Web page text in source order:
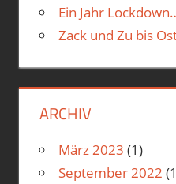
Ein Jahr
Zack und Zu bis
ARCHIV
März 2023 (1)
September 2022